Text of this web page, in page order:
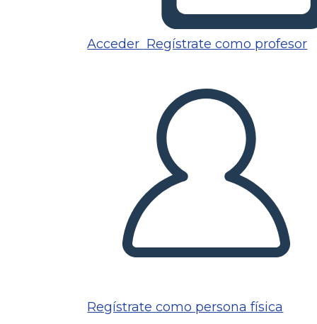
Acceder Regístrate como profesor
Regístrate como persona física